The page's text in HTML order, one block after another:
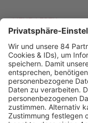
MEHR LESEN